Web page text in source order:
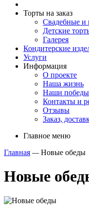
Торты на заказ
Свадебные и
Детские
Галерея
Кондитерские
Услуги
Информация
О проекте
Наша жизнь
Наши победы
Контакты и
Отзывы
Заказ,
Главное меню
Главная — Новые обеды
Новые